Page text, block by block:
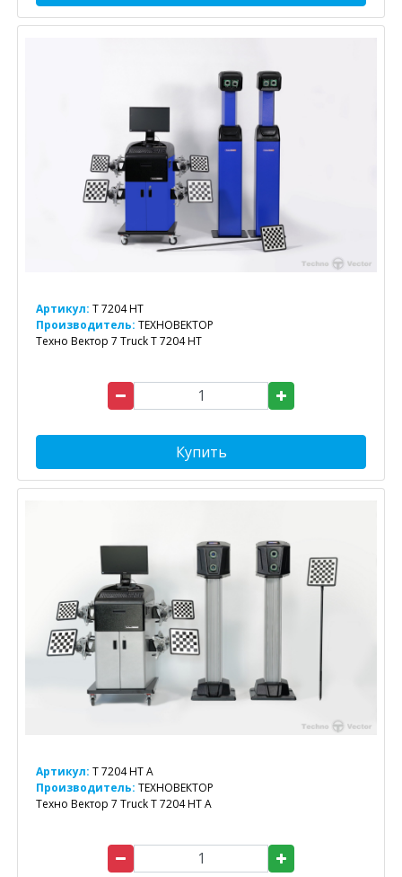
Артикул: T 7204 HT
Производитель: ТЕХНОВЕКТОР
Техно Вектор 7 Truck T 7204 HT
Купить
Артикул: T 7204 HT A
Производитель: ТЕХНОВЕКТОР
Техно Вектор 7 Truck T 7204 HT A